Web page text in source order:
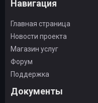
Навигация
Главная страница
Новости проекта
Магазин услуг
Форум
Поддержка
Документы